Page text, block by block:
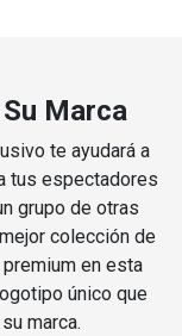
Marca
te ayudará a
tus espectadores
grupo de otras
colección de
en esta
único que
marca.